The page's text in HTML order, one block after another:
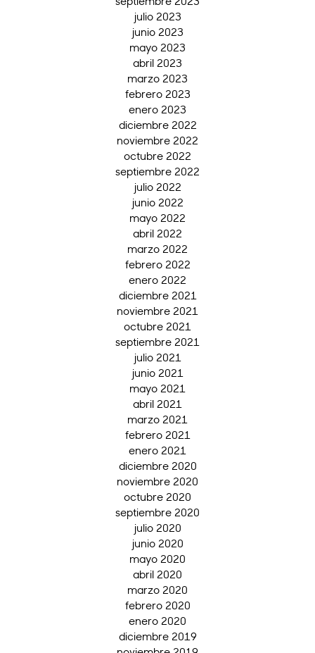
julio 2023
junio 2023
mayo 2023
abril 2023
marzo 2023
febrero 2023
enero 2023
diciembre 2022
noviembre 2022
octubre 2022
septiembre 2022
julio 2022
junio 2022
mayo 2022
abril 2022
marzo 2022
febrero 2022
enero 2022
diciembre 2021
noviembre 2021
octubre 2021
septiembre 2021
julio 2021
junio 2021
mayo 2021
abril 2021
marzo 2021
febrero 2021
enero 2021
diciembre 2020
noviembre 2020
octubre 2020
septiembre 2020
julio 2020
junio 2020
mayo 2020
abril 2020
marzo 2020
febrero 2020
enero 2020
diciembre 2019